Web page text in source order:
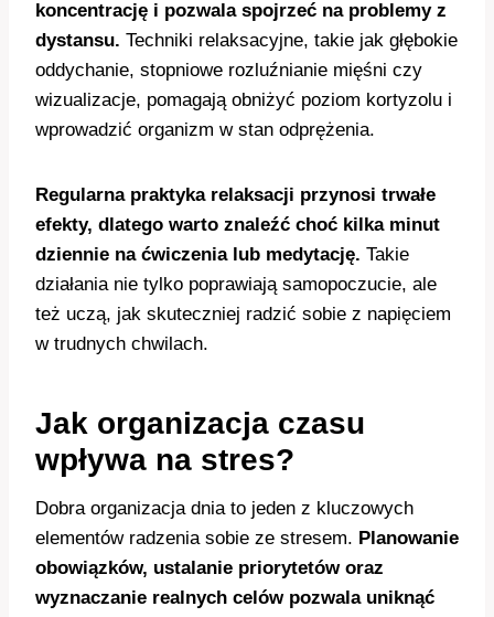
koncentrację i pozwala spojrzeć na problemy z
dystansu. Techniki relaksacyjne, takie jak głębokie
oddychanie, stopniowe rozluźnianie mięśni czy
wizualizacje, pomagają obniżyć poziom kortyzolu i
wprowadzić organizm w stan odprężenia.
Regularna praktyka relaksacji przynosi trwałe
efekty, dlatego warto znaleźć choć kilka minut
dziennie na ćwiczenia lub medytację. Takie
działania nie tylko poprawiają samopoczucie, ale
też uczą, jak skuteczniej radzić sobie z napięciem
w trudnych chwilach.
Jak organizacja czasu
wpływa na stres?
Dobra organizacja dnia to jeden z kluczowych
elementów radzenia sobie ze stresem. Planowanie
obowiązków, ustalanie priorytetów oraz
wyznaczanie realnych celów pozwala uniknąć